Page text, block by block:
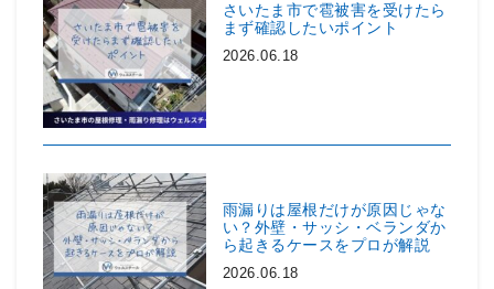
さいたま市で雹被害を受けたら
まず確認したいポイント
2026.06.18
雨漏りは屋根だけが原因じゃな
い？外壁・サッシ・ベランダか
ら起きるケースをプロが解説
2026.06.18